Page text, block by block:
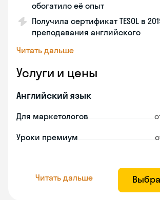
обогатило её опыт
Получила сертификат TESOL в
преподавания английского
Читать дальше
Услуги и цены
Английский язык
Для маркетологов
Уроки премиум
Читать дальше